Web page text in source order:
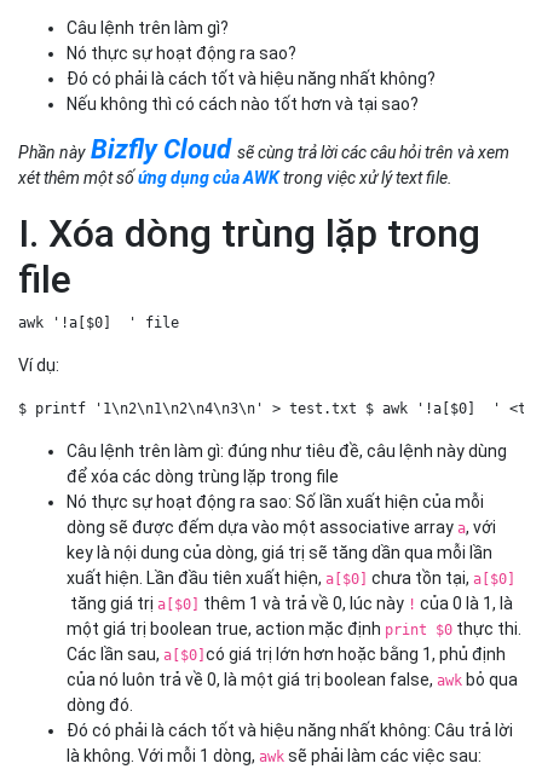
Câu lệnh trên làm gì?
Nó thực sự hoạt động ra sao?
Đó có phải là cách tốt và hiệu năng nhất không?
Nếu không thì có cách nào tốt hơn và tại sao?
Phần này Bizfly Cloud sẽ cùng trả lời các câu hỏi trên và xem
xét thêm một sốứng dụng của AWKtrong việc xử lý text file.
I. Xóa dòng trùng lặp trong
file
awk '!a[$0]  ' file
Ví dụ:
$ printf '1\n2\n1\n2\n4\n3\n' > test.txt $ awk '!a[$0]  '
Câu lệnh trên làm gì: đúng như tiêu đề, câu lệnh này dùng
để xóa các dòng trùng lặp trong file
Nó thực sự hoạt động ra sao: Số lần xuất hiện của mỗi
dòng sẽ được đếm dựa vào một associative array a, với
key là nội dung của dòng, giá trị sẽ tăng dần qua mỗi lần
xuất hiện. Lần đầu tiên xuất hiện, a[$0] chưa tồn tại, a[$0]
tăng giá trị a[$0] thêm 1 và trả về 0, lúc này ! của 0 là 1, là
một giá trị boolean true, action mặc định print $0 thực thi.
Các lần sau, a[$0] có giá trị lớn hơn hoặc bằng 1, phủ định
của nó luôn trả về 0, là một giá trị boolean false, awk bỏ qua
dòng đó.
Đó có phải là cách tốt và hiệu năng nhất không: Câu trả lời
là không. Với mỗi 1 dòng, awk sẽ phải làm các việc sau: